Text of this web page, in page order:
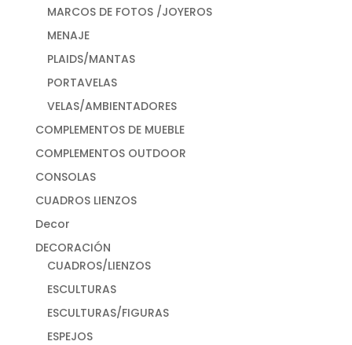
MARCOS DE FOTOS /JOYEROS
MENAJE
PLAIDS/MANTAS
PORTAVELAS
VELAS/AMBIENTADORES
COMPLEMENTOS DE MUEBLE
COMPLEMENTOS OUTDOOR
CONSOLAS
CUADROS LIENZOS
Decor
DECORACIÓN
CUADROS/LIENZOS
ESCULTURAS
ESCULTURAS/FIGURAS
ESPEJOS